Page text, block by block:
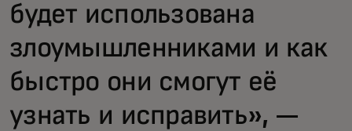
будет использована
злоумышленниками и как
быстро они смогут её
узнать и исправить», —